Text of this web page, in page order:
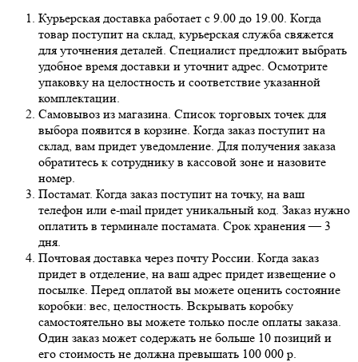
Курьерская доставка работает с 9.00 до 19.00. Когда
товар поступит на склад, курьерская служба свяжется
для уточнения деталей. Специалист предложит выбрать
удобное время доставки и уточнит адрес. Осмотрите
упаковку на целостность и соответствие указанной
комплектации.
Самовывоз из магазина. Список торговых точек для
выбора появится в корзине. Когда заказ поступит на
склад, вам придет уведомление. Для получения заказа
обратитесь к сотруднику в кассовой зоне и назовите
номер.
Постамат. Когда заказ поступит на точку, на ваш
телефон или e-mail придет уникальный код. Заказ нужно
оплатить в терминале постамата. Срок хранения — 3
дня.
Почтовая доставка через почту России. Когда заказ
придет в отделение, на ваш адрес придет извещение о
посылке. Перед оплатой вы можете оценить состояние
коробки: вес, целостность. Вскрывать коробку
самостоятельно вы можете только после оплаты заказа.
Один заказ может содержать не больше 10 позиций и
его стоимость не должна превышать 100 000 р.